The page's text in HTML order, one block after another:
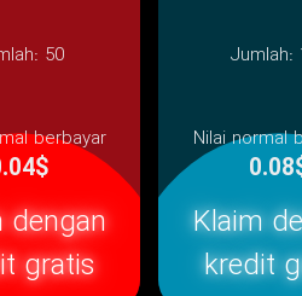
50
berbayar
dengan
gratis
Jumlah:
Nilai normal
Klaim
kredit